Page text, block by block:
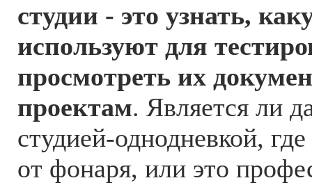
студии - это узнать,
используют для
просмотреть их
проектам. Является ли
студией-однодневкой,
от фонаря, или это